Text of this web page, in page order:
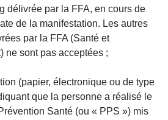
délivrée par la FFA, en cours de
de la manifestation. Les autres
par la FFA (Santé et
ne sont pas acceptées ;
(papier, électronique ou de type
que la personne a réalisé le
Santé (ou « PPS ») mis